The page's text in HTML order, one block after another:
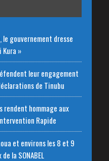
gouvernement dresse
Kura »
leur engagement
de Tinubu
rendent hommage aux
Rapide
et environs les 8 et 9
la SONABEL